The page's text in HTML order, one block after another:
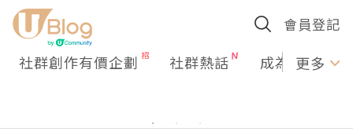
會員登記
社群創作有價企劃 社群熱話 成為U更多